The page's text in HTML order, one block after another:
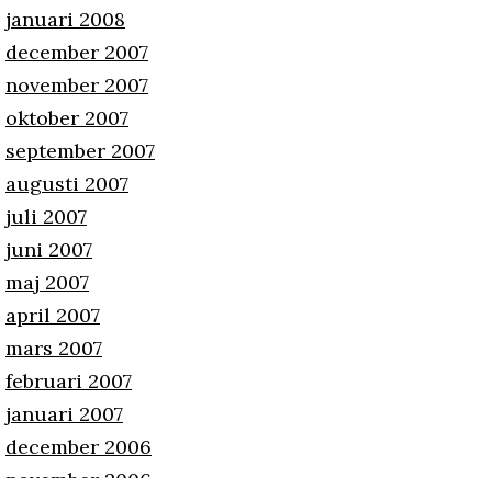
januari 2008
december 2007
november 2007
oktober 2007
september 2007
augusti 2007
juli 2007
juni 2007
maj 2007
april 2007
mars 2007
februari 2007
januari 2007
december 2006